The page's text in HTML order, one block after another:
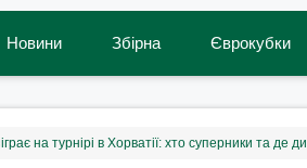
Новини Збірна Єврокубки